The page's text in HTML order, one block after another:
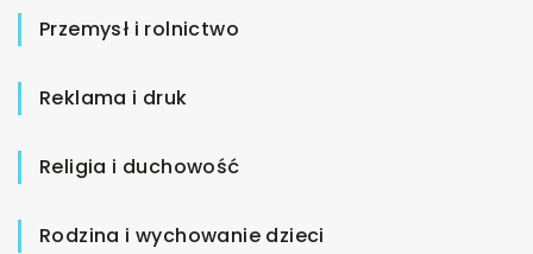
Przemysł i rolnictwo
Reklama i druk
Religia i duchowość
Rodzina i wychowanie dzieci